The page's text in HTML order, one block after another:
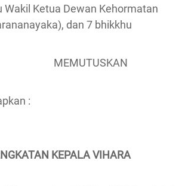
Wakil Ketua Dewan Kehormatan
dan 7 bhikkhu
MEMUTUSKAN
:
KEPALA VIHARA